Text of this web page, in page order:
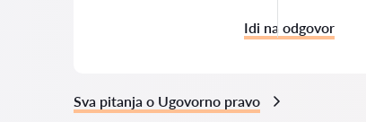
Idi na odgovor
Sva pitanja o Ugovorno pravo